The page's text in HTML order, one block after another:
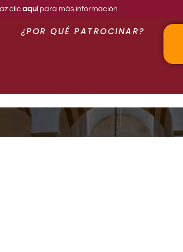
clic aquípara más información.
¿POR QUÉ PATROCINAR?